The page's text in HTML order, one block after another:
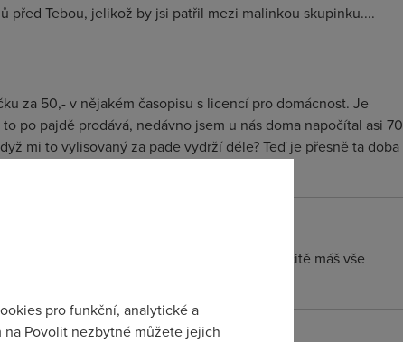
před Tebou, jelikož by jsi patřil mezi malinkou skupinku....
za 50,- v nějakém časopisu s licencí pro domácnost. Je
po pajdě prodává, nedávno jsem u nás doma napočítal asi 70
mi to vylisovaný za pade vydrží déle? Teď je přesně ta doba
mamrd.
Ti platí OSA nebo BSA za tyhle žvásty? Určitě máš vše
pro funkční, analytické a
Povolit nezbytné můžete jejich